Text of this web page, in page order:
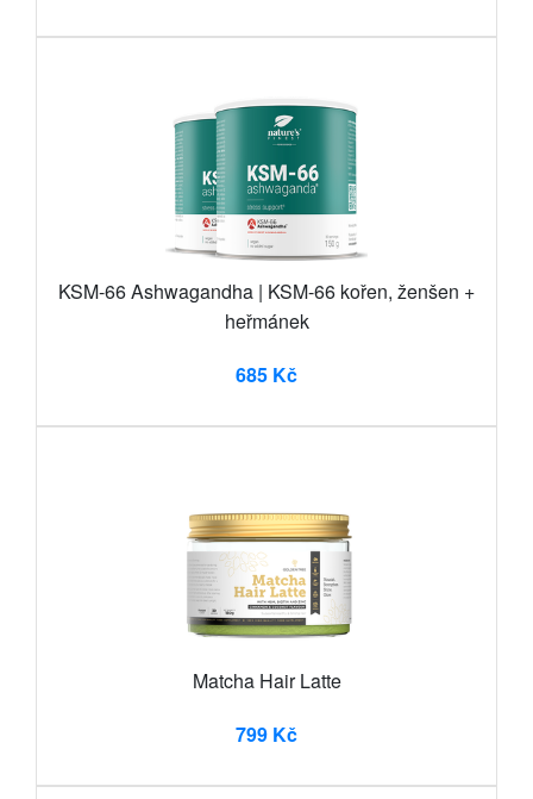
KSM-66 Ashwagandha | KSM-66 kořen, ženšen +
heřmánek
685 Kč
Matcha Hair Latte
799 Kč